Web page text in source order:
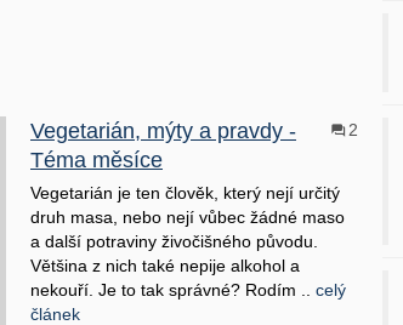
Vegetarián, mýty a pravdy -
Téma měsíce
2
Vegetarián je ten člověk, který nejí určitý
druh masa, nebo nejí vůbec žádné maso
a další potraviny živočišného původu.
Většina z nich také nepije alkohol a
nekouří. Je to tak správné? Rodím .. celý
článek